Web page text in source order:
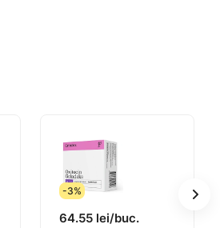
-3%
64.55 lei/buc.